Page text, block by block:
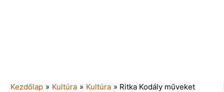
Kezdőlap » Kultúra » Kultúra » Ritka Kodály műveket